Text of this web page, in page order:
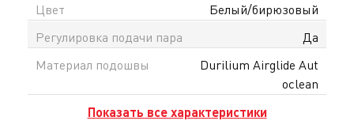
Цвет
Белый/бирюзовый
Регулировка подачи пара
Да
Материал подошвы
Durilium Airglide Aut
oclean
Показать все характеристики